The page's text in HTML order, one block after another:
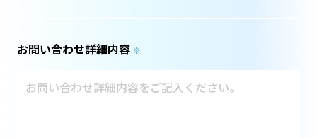
お問い合わせ詳細内容 ※